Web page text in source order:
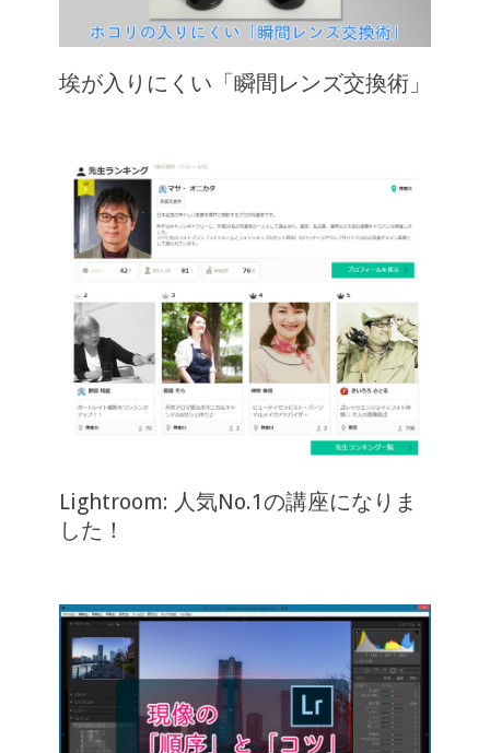
埃が入りにくい「瞬間レンズ交換術」
Lightroom: 人気No.1の講座になりま
した！